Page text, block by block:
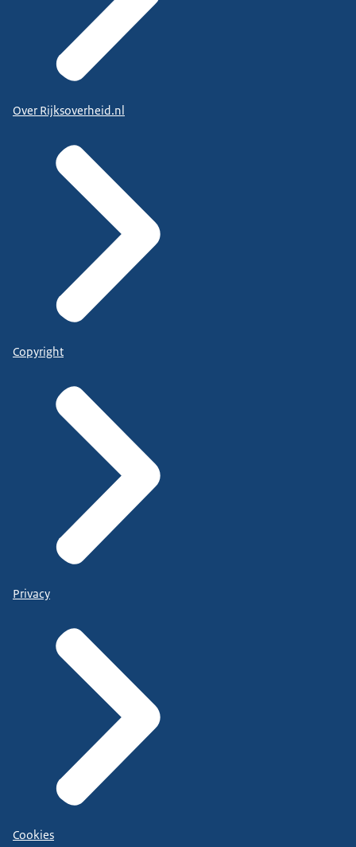
Over Rijksoverheid.nl
Copyright
Privacy
Cookies